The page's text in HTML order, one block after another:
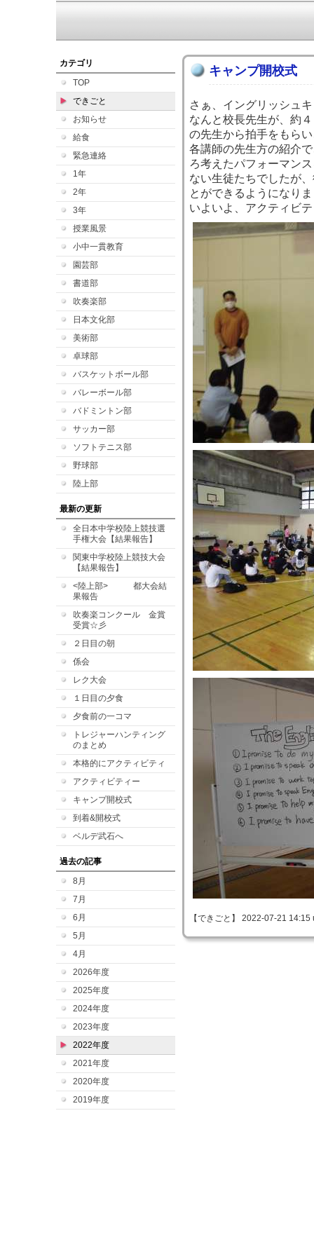
カテゴリ
TOP
できごと
お知らせ
給食
緊急連絡
1年
2年
3年
授業風景
小中一貫教育
園芸部
書道部
吹奏楽部
日本文化部
美術部
卓球部
バスケットボール部
バレーボール部
バドミントン部
サッカー部
ソフトテニス部
野球部
陸上部
最新の更新
全日本中学校陸上競技選
手権大会【結果報告】
関東中学校陸上競技大会
【結果報告】
<陸上部> 都大会結
果報告
吹奏楽コンクール 金賞
受賞☆彡
２日目の朝
係会
レク大会
１日目の夕食
夕食前の一コマ
トレジャーハンティング
のまとめ
本格的にアクティビティ
アクティビティー
キャンプ開校式
到着&開校式
ベルデ武石へ
過去の記事
8月
7月
6月
5月
4月
2026年度
2025年度
2024年度
2023年度
2022年度
2021年度
2020年度
2019年度
キャンプ開校式
さぁ、イングリッシュ
なんと校長先生が、約
の先生から拍手をもら
各講師の先生方の紹介
ろ考えたパフォーマン
ない生徒たちでしたが
とができるようになり
いよいよ、アクティビ
【できごと】 2022-07-21